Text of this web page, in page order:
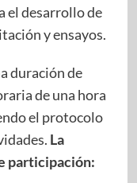
el desarrollo de
y ensayos.
duración de
de una hora
el protocolo
La
participación: